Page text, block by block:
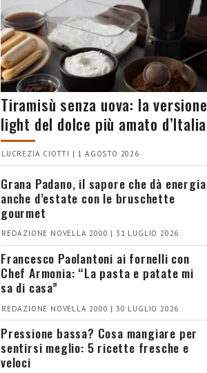
Tiramisù senza uova: la versione
light del dolce più amato d’Italia
LUCREZIA CIOTTI | 1 AGOSTO 2026
Grana Padano, il sapore che dà energia
anche d’estate con le bruschette
gourmet
REDAZIONE NOVELLA 2000 | 31 LUGLIO 2026
Francesco Paolantoni ai fornelli con
Chef Armonia: “La pasta e patate mi
sa di casa”
REDAZIONE NOVELLA 2000 | 30 LUGLIO 2026
Pressione bassa? Cosa mangiare per
sentirsi meglio: 5 ricette fresche e
veloci